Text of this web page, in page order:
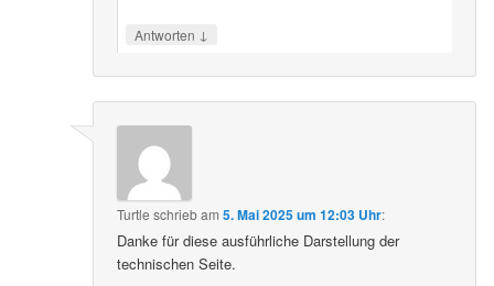
Antworten ↓
Turtle schriebam5. Mai 2025 um 12:03 Uhr:
Danke für diese ausführliche Darstellung der
technischen Seite.